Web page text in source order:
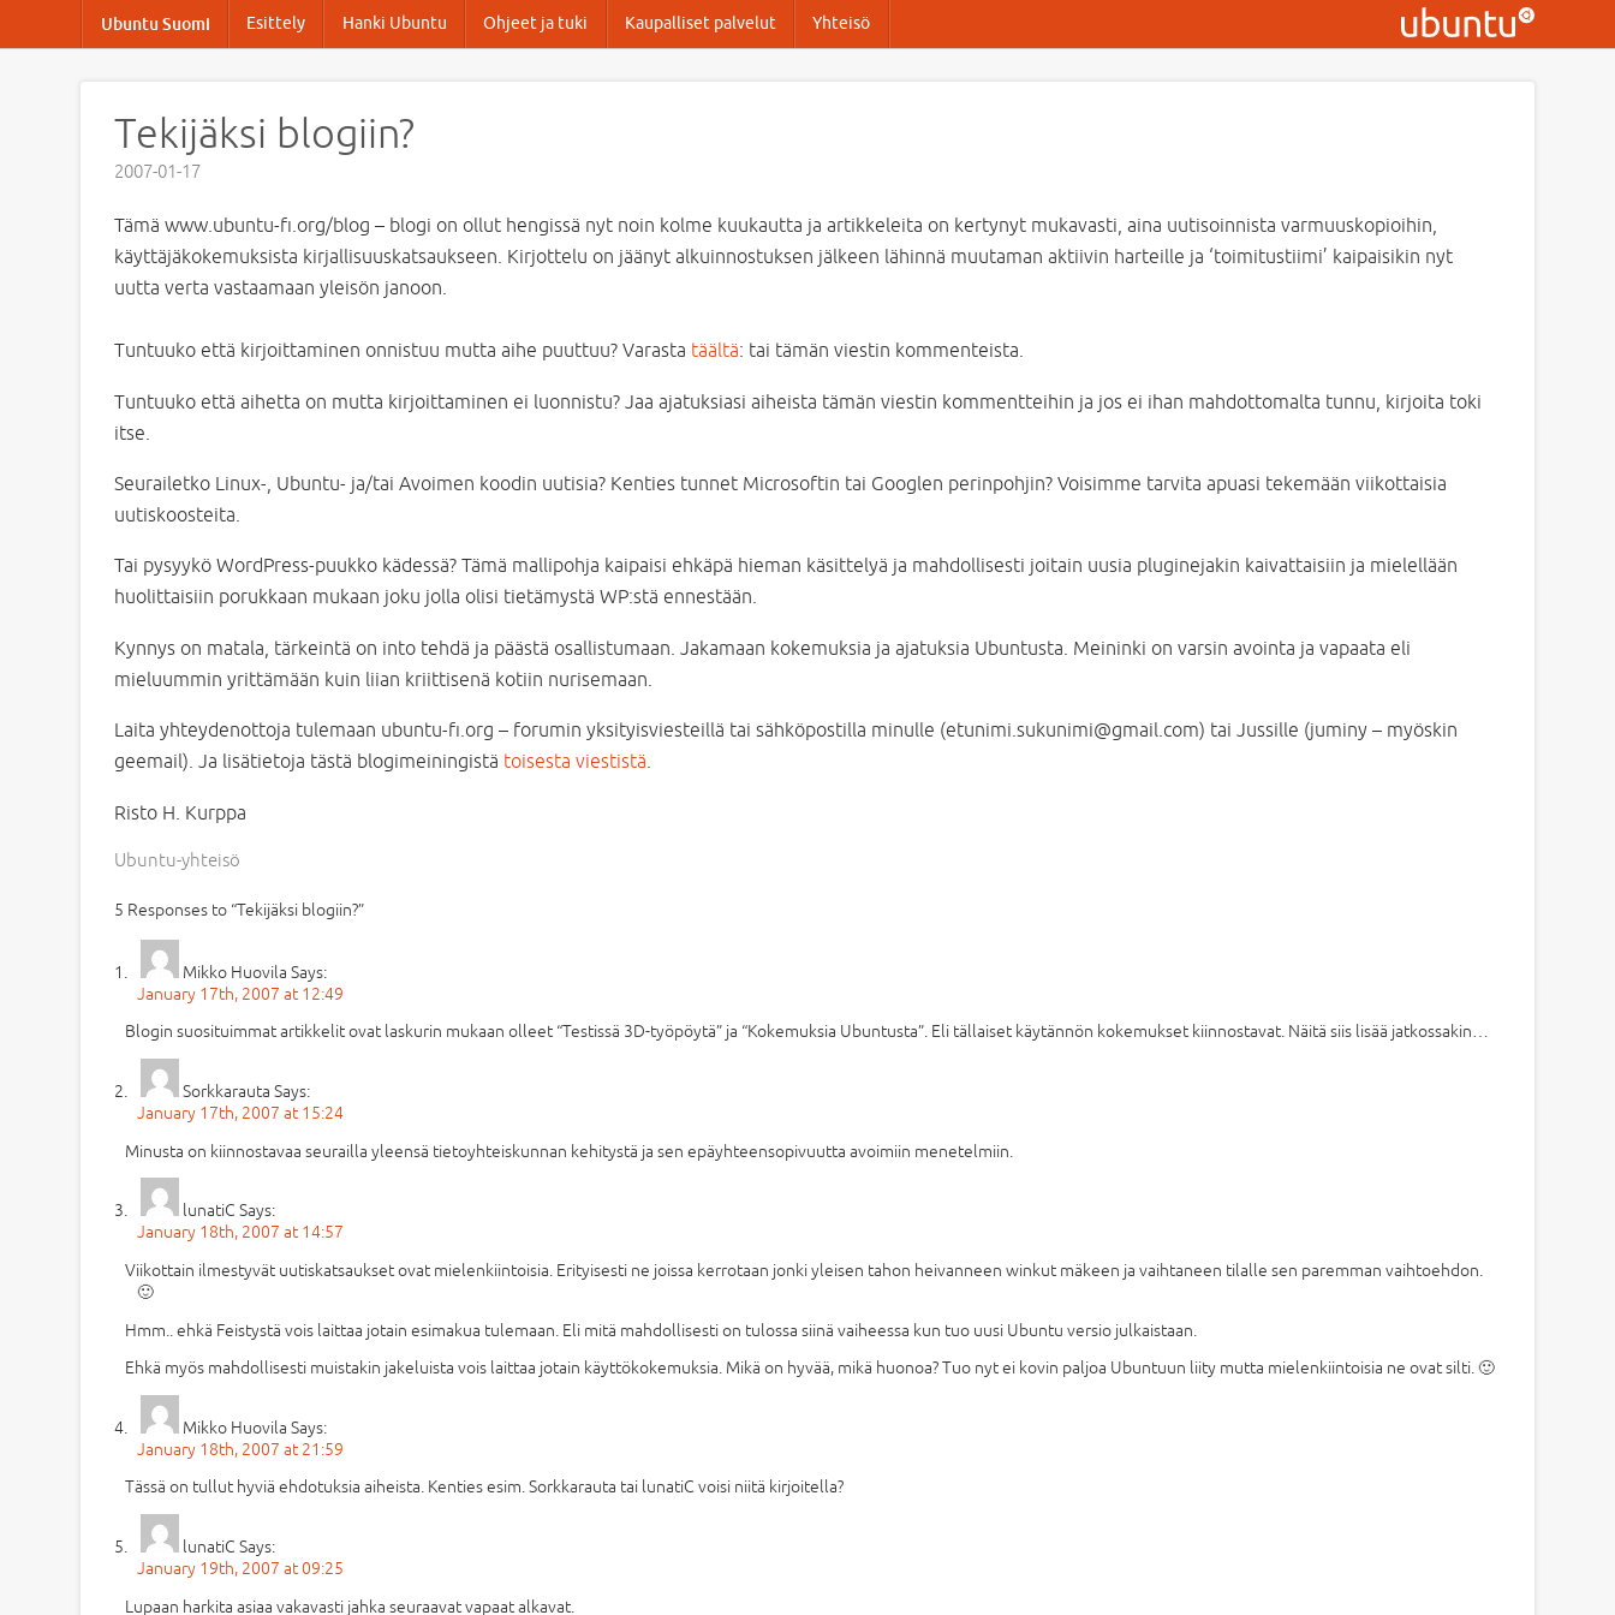
Ubuntu Suomi Esittely Hanki Ubuntu Ohjeet ja tuki Kaupalliset palvelut Yhteisö
Tekijäksi blogiin?
2007-01-17
Tämä www.ubuntu-fi.org/blog – blogi on ollut hengissä nyt noin kolme kuukautta ja artikkeleita on kertynyt mukavasti, aina uutisoinnista varmuuskopioihin,
käyttäjäkokemuksista kirjallisuuskatsaukseen. Kirjottelu on jäänyt alkuinnostuksen jälkeen lähinnä muutaman aktiivin harteille ja ‘toimitustiimi’ kaipaisikin nyt
uutta verta vastaamaan yleisön janoon.
Tuntuuko että kirjoittaminen onnistuu mutta aihe puuttuu? Varasta täältä: tai tämän viestin kommenteista.
Tuntuuko että aihetta on mutta kirjoittaminen ei luonnistu? Jaa ajatuksiasi aiheista tämän viestin kommentteihin ja jos ei ihan mahdottomalta tunnu, kirjoita toki
itse.
Seurailetko Linux-, Ubuntu- ja/tai Avoimen koodin uutisia? Kenties tunnet Microsoftin tai Googlen perinpohjin? Voisimme tarvita apuasi tekemään viikottaisia
uutiskoosteita.
Tai pysyykö WordPress-puukko kädessä? Tämä mallipohja kaipaisi ehkäpä hieman käsittelyä ja mahdollisesti joitain uusia pluginejakin kaivattaisiin ja mielellään
huolittaisiin porukkaan mukaan joku jolla olisi tietämystä WP:stä ennestään.
Kynnys on matala, tärkeintä on into tehdä ja päästä osallistumaan. Jakamaan kokemuksia ja ajatuksia Ubuntusta. Meininki on varsin avointa ja vapaata eli
mieluummin yrittämään kuin liian kriittisenä kotiin nurisemaan.
Laita yhteydenottoja tulemaan ubuntu-fi.org – forumin yksityisviesteillä tai sähköpostilla minulle (etunimi.sukunimi@gmail.com) tai Jussille (juminy – myöskin
geemail). Ja lisätietoja tästä blogimeiningistä toisesta viestistä.
Risto H. Kurppa
Ubuntu-yhteisö
5 Responses to “Tekijäksi blogiin?”
Mikko Huovila Says:
January 17th, 2007 at 12:49
Blogin suosituimmat artikkelit ovat laskurin mukaan olleet “Testissä 3D-työpöytä” ja “Kokemuksia Ubuntusta”. Eli tällaiset käytännön kokemukset kiinnostavat. Näitä siis lisää jatkossakin…
Sorkkarauta Says:
January 17th, 2007 at 15:24
Minusta on kiinnostavaa seurailla yleensä tietoyhteiskunnan kehitystä ja sen epäyhteensopivuutta avoimiin menetelmiin.
lunatiC Says:
January 18th, 2007 at 14:57
Viikottain ilmestyvät uutiskatsaukset ovat mielenkiintoisia. Erityisesti ne joissa kerrotaan jonki yleisen tahon heivanneen winkut mäkeen ja vaihtaneen tilalle sen paremman vaihtoehdon.
🙂
Hmm.. ehkä Feistystä vois laittaa jotain esimakua tulemaan. Eli mitä mahdollisesti on tulossa siinä vaiheessa kun tuo uusi Ubuntu versio julkaistaan.
Ehkä myös mahdollisesti muistakin jakeluista vois laittaa jotain käyttökokemuksia. Mikä on hyvää, mikä huonoa? Tuo nyt ei kovin paljoa Ubuntuun liity mutta mielenkiintoisia ne ovat silti. 🙂
Mikko Huovila Says:
January 18th, 2007 at 21:59
Tässä on tullut hyviä ehdotuksia aiheista. Kenties esim. Sorkkarauta tai lunatiC voisi niitä kirjoitella?
lunatiC Says:
January 19th, 2007 at 09:25
Lupaan harkita asiaa vakavasti jahka seuraavat vapaat alkavat.